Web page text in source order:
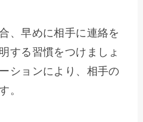
、早めに相手に連絡を
する習慣をつけましょ
ションにより、相手の
。